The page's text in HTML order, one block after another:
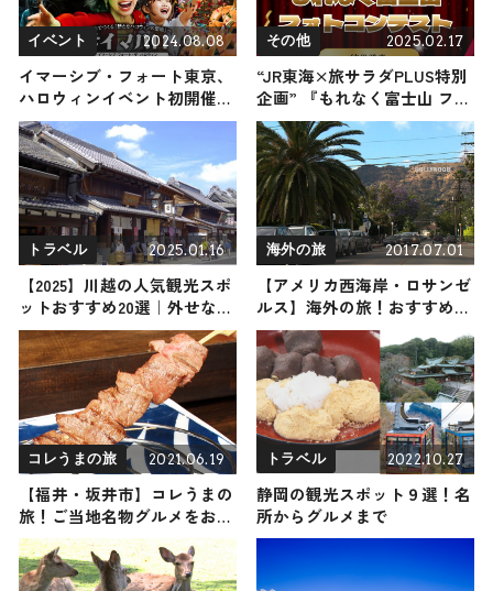
イベント 2024.08.08
イマーシブ・フォート東京、
ハロウィンイベント初開催
昼はショーで大はしゃぎ・夜
はゾンビに絶叫
その他 2025.02.17
“JR東海×旅サラダPLUS特別
企画” 『もれなく富士山 フォ
トコンテスト』 受賞結果を
発表！
トラベル 2025.01.16
【2025】川越の人気観光スポ
ットおすすめ20選｜外せない
定番・名所から穴場まで見ど
ころ満載の観光地を紹介
海外の旅 2017.07.01
【アメリカ西海岸・ロサンゼ
ルス】海外の旅！おすすめ観
光スポットやグルメをリポー
ト
コレうまの旅 2021.06.19
【福井・坂井市】コレうまの
旅！ご当地名物グルメをお届
け
トラベル 2022.10.27
静岡の観光スポット９選！名
所からグルメまで